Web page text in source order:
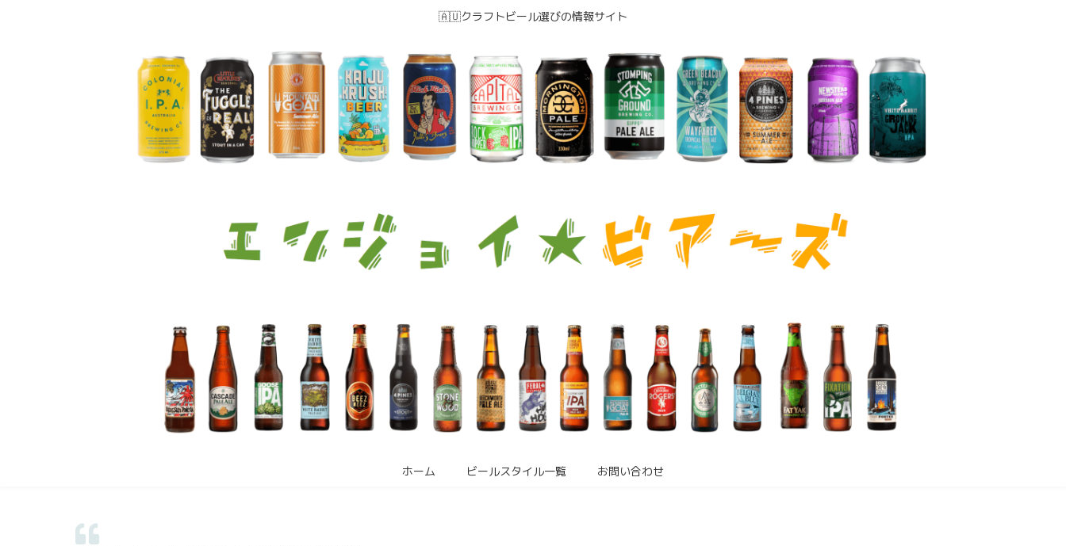
🇦🇺クラフトビール選びの情報サイト
ホーム ビールスタイル一覧 お問い合わせ